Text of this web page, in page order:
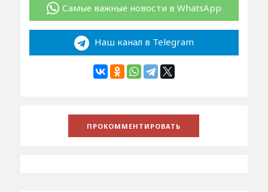
Самые важные новости в WhatsApp
Наш канал в Telegram